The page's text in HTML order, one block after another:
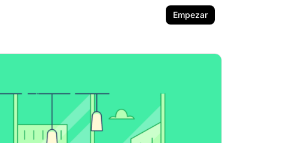
Empezar